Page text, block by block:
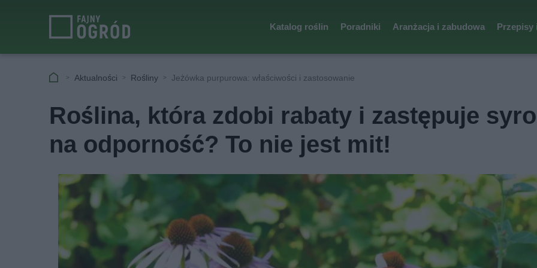
Katalog roślin Poradniki Aranżacja i zabudowa Przepisy
Aktualności Rośliny Jeżówka purpurowa: właściwości i zastosowanie
Roślina, która zdobi rabaty i zastępuje
na odporność? To nie jest mit!